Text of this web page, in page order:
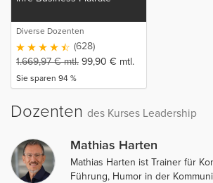
Diverse Dozenten
(628)
1.669,97€mtl. 99,90 € mtl.
Sie sparen 94 %
Dozenten des Kurses Leadership
Mathias Harten
Mathias Harten ist Trainer für
Führung, Humor in der